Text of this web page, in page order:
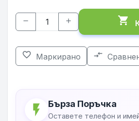
remove add shopping_cart
favorite_border Маркирано compare_arrows
flash_on Бърза Поръчка
Оставете телефон и